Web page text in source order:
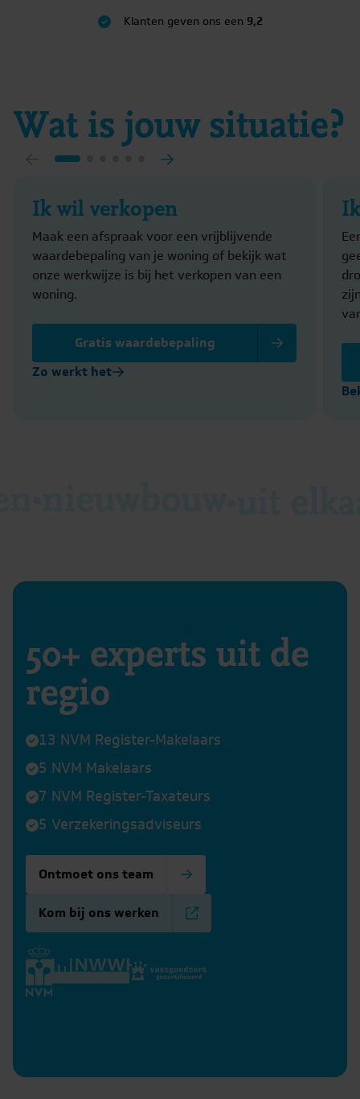
Klanten geven ons een 9,2
Wat is jouw situatie?
Ik wil verkopen
Maak een afspraak voor een vrijblijvende
waardebepaling van je woning of bekijk wat
onze werkwijze is bij het verkopen van een
woning.
Gratis waardebepaling
Zo werkt het
50+ experts uit de
regio
13 NVM Register-Makelaars
5 NVM Makelaars
7 NVM Register-Taxateurs
5 Verzekeringsadviseurs
Ontmoet ons team
Kom bij ons werken